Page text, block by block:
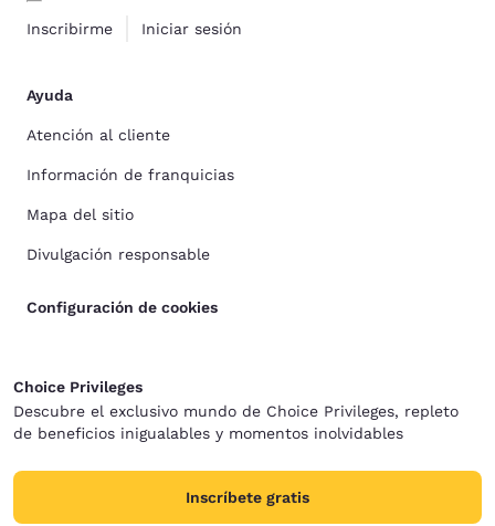
Inscribirme Iniciar sesión
Ayuda
Atención al cliente
Información de franquicias
Mapa del sitio
Divulgación responsable
Configuración de cookies
Choice Privileges
Descubre el exclusivo mundo de Choice Privileges, repleto
de beneficios inigualables y momentos inolvidables
Inscríbete gratis